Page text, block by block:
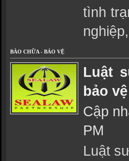
tình
BÀO CHỮA - BẢO VỆ
Luật
bảo
Cập
PM
Luật